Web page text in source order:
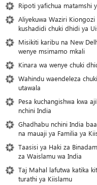
Ripoti yafichua matamshi
Aliyekuwa Waziri
kushadidi chuki dhidi ya
Misikiti karibu na New
wenye msimamo mkali
Kinara wa wenye chuki
Wahindu waendeleza
utawala
Pesa kuchangishwa kwa
nchini India
Ghadhabu nchini India
na mauaji ya Familia ya
Taasisi ya Haki za
za Waislamu wa India
Taj Mahal lafutwa katika
turathi ya Kiislamu